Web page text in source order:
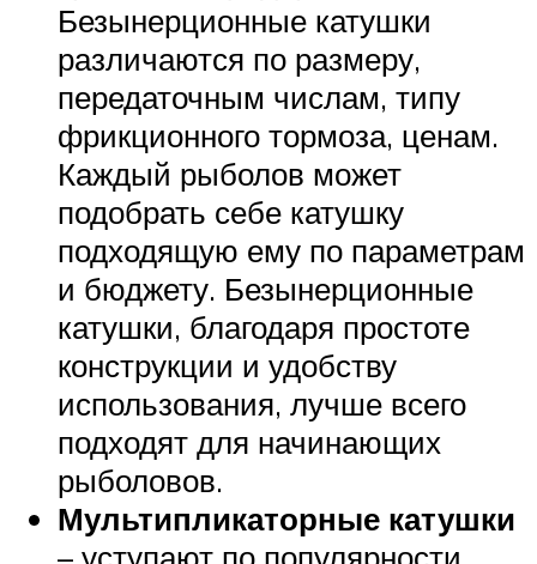
Безынерционные катушки
различаются по размеру,
передаточным числам, типу
фрикционного тормоза, ценам.
Каждый рыболов может
подобрать себе катушку
подходящую ему по параметрам
и бюджету. Безынерционные
катушки, благодаря простоте
конструкции и удобству
использования, лучше всего
подходят для начинающих
рыболовов.
Мультипликаторные катушки